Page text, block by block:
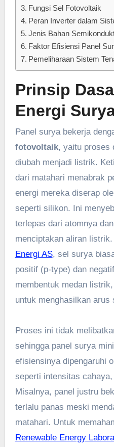
Fungsi Sel Fotovoltaik
Peran Inverter dalam
Jenis Bahan
Faktor Efisiensi Panel
Pemeliharaan Sistem
Prinsip
Energi
Panel surya bekerja
fotovoltaik, yaitu proses
diubah menjadi listrik.
dari matahari menabrak
energi mereka diserap
seperti silikon. Ini
terlepas dari atomnya
menciptakan aliran
Energi AS, sel surya
positif (p-type) dan
membentuk medan
untuk menghasilkan arus
Proses ini tidak
sehingga panel surya
efisiensinya dipengaruhi
seperti intensitas
Misalnya, panel justru
terlalu panas meski
matahari. Untuk
Renewable Energy